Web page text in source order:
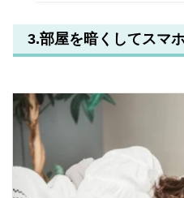
3.部屋を暗くしてスマ